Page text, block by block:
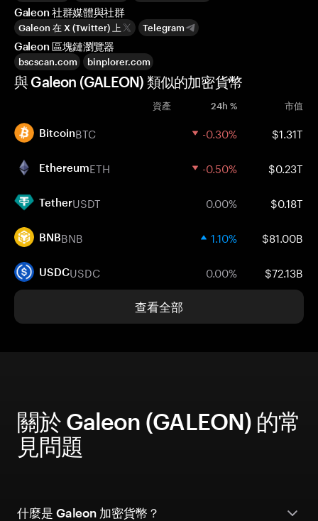
Galeon 社群媒體與社群
Galeon 在 X (Twitter) 上 Telegram
Galeon 區塊鏈瀏覽器
bscscan.com binplorer.com
與 Galeon (GALEON) 類似的加密貨幣
資產 24h % 市值
BitcoinBTC -0.30% $1.31T
EthereumETH -0.50% $0.23T
TetherUSDT 0.00% $0.18T
BNBBNB 1.10% $81.00B
USDCUSDC 0.00% $72.13B
查看全部
關於 Galeon (GALEON) 的常
見問題
什麼是 Galeon 加密貨幣？